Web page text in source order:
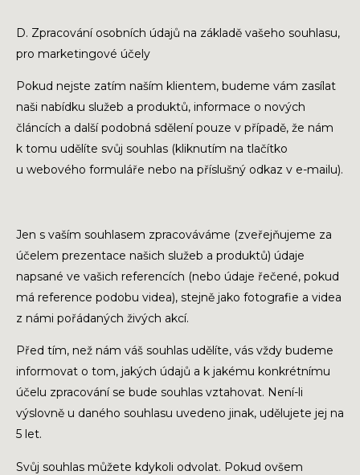
D. Zpracování osobních údajů na základě vašeho souhlasu,
pro marketingové účely
Pokud nejste zatím naším klientem, budeme vám zasílat
naši nabídku služeb a produktů, informace o nových
článcích a další podobná sdělení pouze v případě, že nám
k tomu udělíte svůj souhlas (kliknutím na tlačítko
u webového formuláře nebo na příslušný odkaz v e-mailu).
Jen s vaším souhlasem zpracováváme (zveřejňujeme za
účelem prezentace našich služeb a produktů) údaje
napsané ve vašich referencích (nebo údaje řečené, pokud
má reference podobu videa), stejně jako fotografie a videa
z námi pořádaných živých akcí.
Před tím, než nám váš souhlas udělíte, vás vždy budeme
informovat o tom, jakých údajů a k jakému konkrétnímu
účelu zpracování se bude souhlas vztahovat. Není-li
výslovně u daného souhlasu uvedeno jinak, udělujete jej na
5 let.
Svůj souhlas můžete kdykoli odvolat. Pokud ovšem